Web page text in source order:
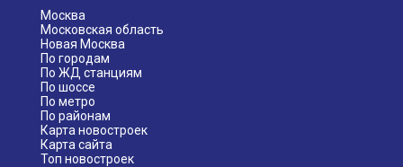
Москва
Московская область
Новая Москва
По городам
По ЖД станциям
По шоссе
По метро
По районам
Карта новостроек
Карта сайта
Топ новостроек